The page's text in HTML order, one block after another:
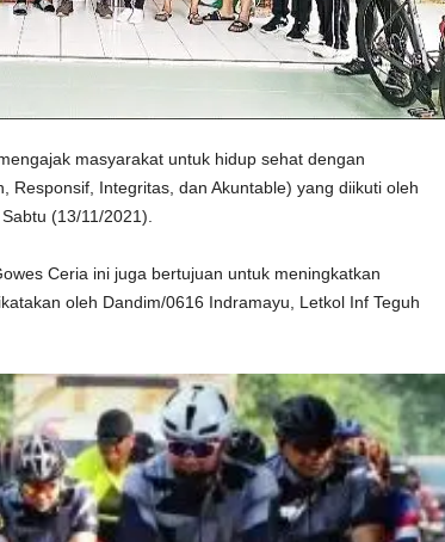
masyarakat untuk hidup sehat dengan
Responsif, Integritas, dan Akuntable) yang diikuti oleh
(13/11/2021).
Ceria ini juga bertujuan untuk meningkatkan
oleh Dandim/0616 Indramayu, Letkol Inf Teguh